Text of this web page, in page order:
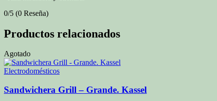
0/5 (0 Reseña)
Productos relacionados
Agotado
Electrodomésticos
Sandwichera Grill – Grande. Kassel